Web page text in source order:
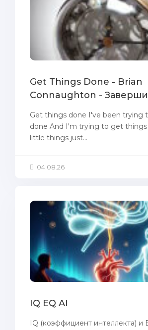
Get Things Done - Brian
Connaughton -
Get things done I've been trying
done And I'm trying to get things
little things just...
04.08.26
IQ EQ AI
IQ (коэффициент интеллекта) и